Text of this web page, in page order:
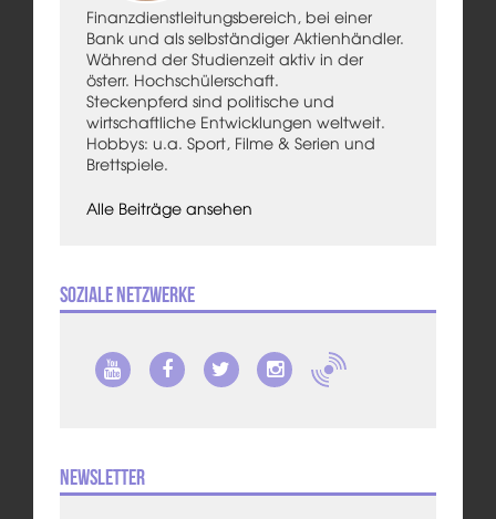
Finanzdienstleitungsbereich, bei einer
Bank und als selbständiger Aktienhändler.
Während der Studienzeit aktiv in der
österr. Hochschülerschaft.
Steckenpferd sind politische und
wirtschaftliche Entwicklungen weltweit.
Hobbys: u.a. Sport, Filme & Serien und
Brettspiele.
Alle Beiträge ansehen
Soziale Netzwerke
Newsletter